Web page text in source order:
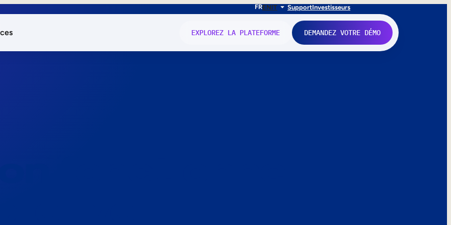
FRENIT SupportInvestisseurs
EXPLOREZ LA PLATEFORME DEMANDEZ VOTRE DÉMO